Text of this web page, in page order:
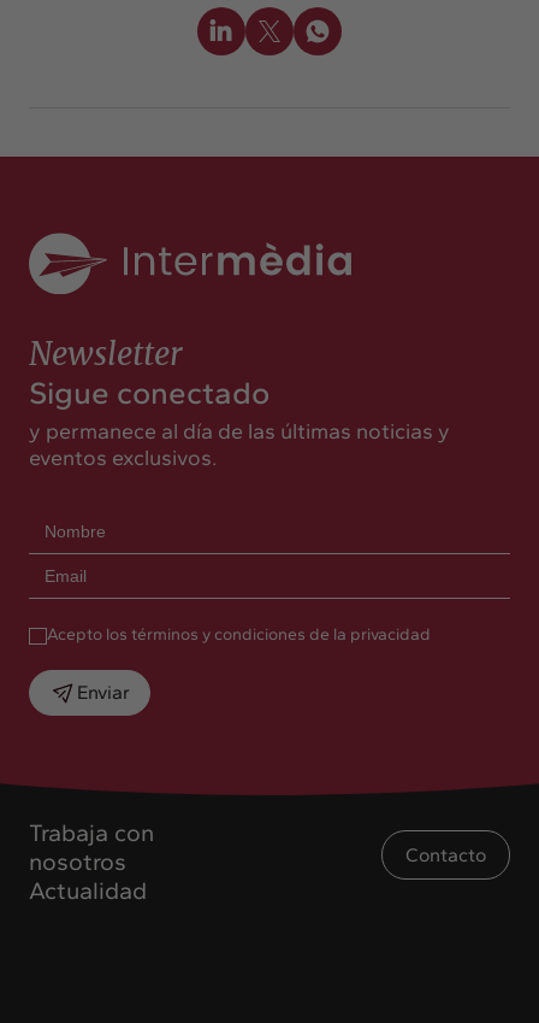
Trabaja con
nosotros
Actualidad
Contacto
Newsletter
Sigue conectado
y permanece al día de las últimas noticias y
eventos exclusivos.
Acepto los términos y condiciones de la privacidad
Enviar